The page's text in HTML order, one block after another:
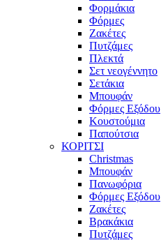
Φορμάκια
Φόρμες
Ζακέτες
Πυτζάμες
Πλεκτά
Σετ νεογέννητο
Σετάκια
Μπουφάν
Φόρμες Εξόδου
Κουστούμια
Παπούτσια
ΚΟΡΙΤΣΙ
Christmas
Μπουφάν
Πανωφόρια
Φόρμες Εξόδου
Ζακέτες
Βρακάκια
Πυτζάμες